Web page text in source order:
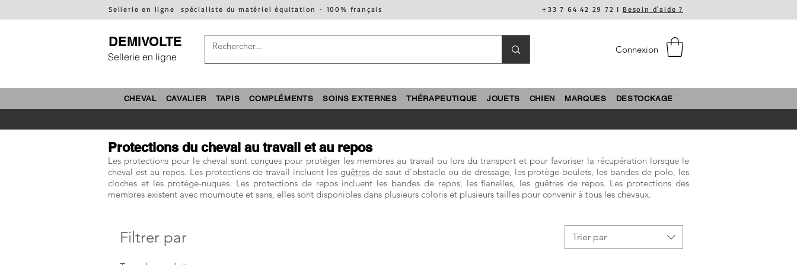
Sellerie en ligne spécialiste du matériel équitation - 100% français +33 7 64 42 29 72 I Besoin d'aide ?
DEMIVOLTE
Sellerie en ligne
Connexion
CHEVAL CAVALIER TAPIS COMPLÉMENTS SOINS EXTERNES THÉRAPEUTIQUE JOUETS CHIEN MARQUES DESTOCKAGE
Protections du cheval au travail et au repos
Filtrer par Trier par
Les protections pour le cheval sont conçues pour protéger les membres au travail ou lors du transport et pour favoriser la récupération lorsque le
cheval est au repos. Les protections de travail incluent les guêtres de saut d'obstacle ou de dressage, les protège-boulets, les bandes de polo, les
cloches et les protège-nuques. Les protections de repos incluent les bandes de repos, les flanelles, les guêtres de repos. Les protections des
membres existent avec moumoute et sans, elles sont disponibles dans plusieurs coloris et plusieurs tailles pour convenir à tous les chevaux.